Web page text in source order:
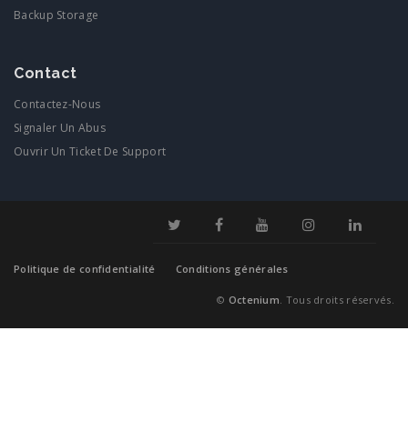
Backup Storage
Contact
Contactez-Nous
Signaler Un Abus
Ouvrir Un Ticket De Support
Politique de confidentialité Conditions générales
© Octenium . Tous droits réservés.